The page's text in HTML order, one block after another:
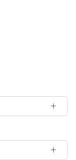
+
+